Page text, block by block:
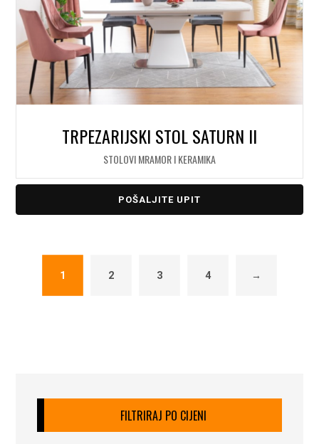
TRPEZARIJSKI STOL SATURN II
STOLOVI MRAMOR I KERAMIKA
POŠALJITE UPIT
1 2 3 4 →
FILTRIRAJ PO CIJENI